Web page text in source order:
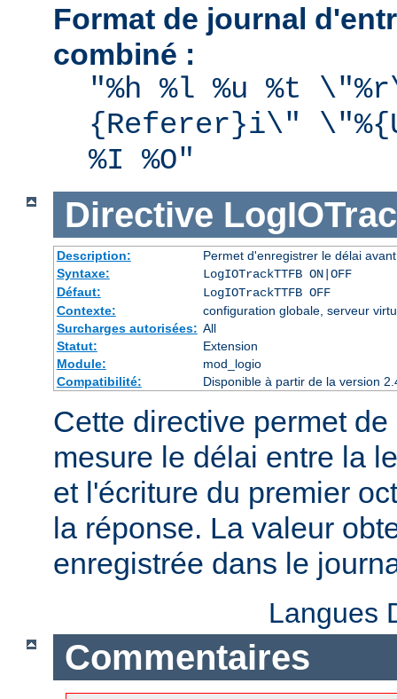
Format de journal
combiné :
"%h %l %u %t
{Referer}i\"
%I %O"
Directive
Description:
Permet d'enregistrer le délai
Syntaxe:
LogIOTrackTTFB ON|OFF
Défaut:
LogIOTrackTTFB OFF
Contexte:
configuration globale, serveur
Surcharges autorisées: All
Statut:
Extension
Module:
mod_logio
Compatibilité:
Disponible à partir de la version
Cette directive permet
mesure le délai entre la
et l'écriture du premier
la réponse. La valeur
enregistrée dans le
Langues
Commentaires